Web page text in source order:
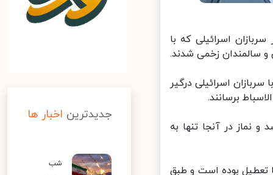
اسرائیلی که با
سالمندان زخمی شدند.
اسرائیلی درگیر
برسانند.
در آنجا تنها به
تعطیل بوده است و طبق
جدیدترین اخبار ها
شب